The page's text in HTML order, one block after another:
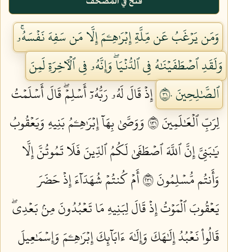
وَمَن يَرۡغَبُ عَن مِّلَّةِ إِبۡرَٰهِـۧمَ إِلَّا مَن سَفِهَ نَفۡسَهُۥۚ
وَلَقَدِ ٱصۡطَفَيۡنَٰهُ فِي ٱلدُّنۡيَاۖ وَإِنَّهُۥ فِي ٱلۡأٓخِرَةِ لَمِنَ
ٱلصَّٰلِحِينَ ١٣٠
إِذۡ قَالَ لَهُۥ رَبُّهُۥٓ أَسۡلِمۡۖ قَالَ أَسۡلَمۡتُ
لِرَبِّ ٱلۡعَٰلَمِينَ ١٣١
وَوَصَّىٰ بِهَآ إِبۡرَٰهِـۧمُ بَنِيهِ وَيَعۡقُوبُ
يَٰبَنِيَّ إِنَّ ٱللَّهَ ٱصۡطَفَىٰ لَكُمُ ٱلدِّينَ فَلَا تَمُوتُنَّ إِلَّا
وَأَنتُم مُّسۡلِمُونَ ١٣٢
أَمۡ كُنتُمۡ شُهَدَآءَ إِذۡ حَضَرَ
يَعۡقُوبَ ٱلۡمَوۡتُ إِذۡ قَالَ لِبَنِيهِ مَا تَعۡبُدُونَ مِنۢ بَعۡدِيۖ
قَالُواْ نَعۡبُدُ إِلَٰهَكَ وَإِلَٰهَ ءَابَآئِكَ إِبۡرَٰهِـۧمَ وَإِسۡمَٰعِيلَ